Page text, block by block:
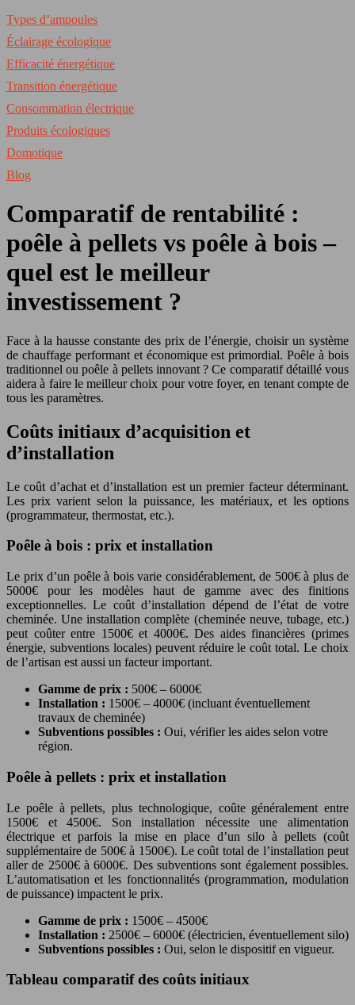
Types d’ampoules
Éclairage écologique
Efficacité énergétique
Transition énergétique
Consommation électrique
Produits écologiques
Domotique
Blog
Comparatif de rentabilité :
poêle à pellets vs poêle à bois –
quel est le meilleur
investissement ?
Face à la hausse constante des prix de l’énergie, choisir un système
de chauffage performant et économique est primordial. Poêle à bois
traditionnel ou poêle à pellets innovant ? Ce comparatif détaillé vous
aidera à faire le meilleur choix pour votre foyer, en tenant compte de
tous les paramètres.
Coûts initiaux d’acquisition et
d’installation
Le coût d’achat et d’installation est un premier facteur déterminant.
Les prix varient selon la puissance, les matériaux, et les options
(programmateur, thermostat, etc.).
Poêle à bois : prix et installation
Le prix d’un poêle à bois varie considérablement, de 500€ à plus de
5000€ pour les modèles haut de gamme avec des finitions
exceptionnelles. Le coût d’installation dépend de l’état de votre
cheminée. Une installation complète (cheminée neuve, tubage, etc.)
peut coûter entre 1500€ et 4000€. Des aides financières (primes
énergie, subventions locales) peuvent réduire le coût total. Le choix
de l’artisan est aussi un facteur important.
Gamme de prix : 500€ – 6000€
Installation : 1500€ – 4000€ (incluant éventuellement
travaux de cheminée)
Subventions possibles : Oui, vérifier les aides selon votre
région.
Poêle à pellets : prix et installation
Le poêle à pellets, plus technologique, coûte généralement entre
1500€ et 4500€. Son installation nécessite une alimentation
électrique et parfois la mise en place d’un silo à pellets (coût
supplémentaire de 500€ à 1500€). Le coût total de l’installation peut
aller de 2500€ à 6000€. Des subventions sont également possibles.
L’automatisation et les fonctionnalités (programmation, modulation
de puissance) impactent le prix.
Gamme de prix : 1500€ – 4500€
Installation : 2500€ – 6000€ (électricien, éventuellement silo)
Subventions possibles : Oui, selon le dispositif en vigueur.
Tableau comparatif des coûts initiaux